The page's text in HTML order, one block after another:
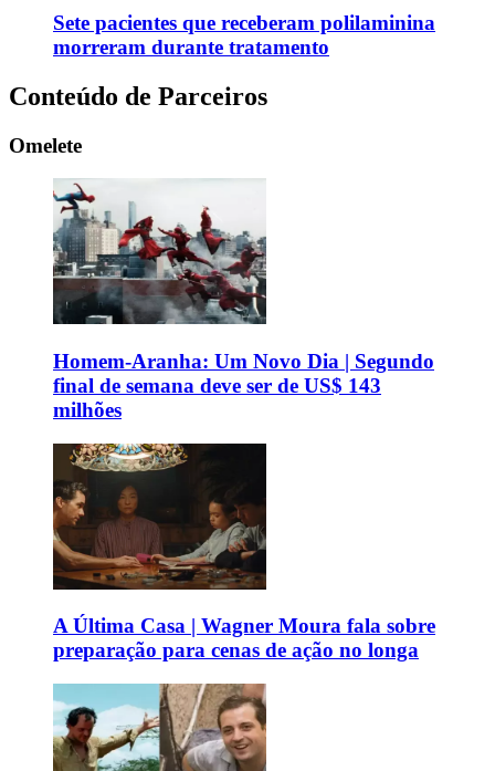
Sete pacientes que receberam polilaminina
morreram durante tratamento
Conteúdo de Parceiros
Omelete
Homem-Aranha: Um Novo Dia | Segundo
final de semana deve ser de US$ 143
milhões
A Última Casa | Wagner Moura fala sobre
preparação para cenas de ação no longa